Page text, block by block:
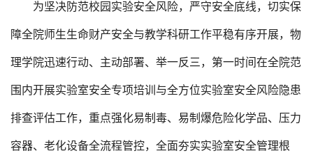
为坚决防范校园实验安全风险，严守安全底线，切实保
障全院师生生命财产安全与教学科研工作平稳有序开展，物
理学院迅速行动、主动部署、举一反三，第一时间在全院范
围内开展实验室安全专项培训与全方位实验室安全风险隐患
排查评估工作，重点强化易制毒、易制爆危险化学品、压力
容器、老化设备全流程管控，全面夯实实验室安全管理根